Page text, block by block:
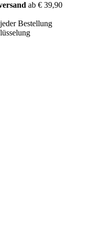
ab € 39,90
Bestellung